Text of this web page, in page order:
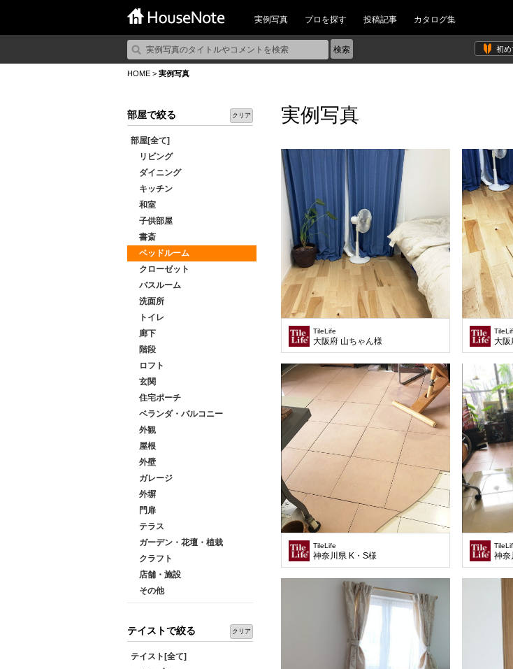
実例写真 プロを探す 投稿記事 カタログ集
初め
HOME > 実例写真
部屋で絞る クリア
部屋[全て]
リビング
ダイニング
キッチン
和室
子供部屋
書斎
ベッドルーム
クローゼット
バスルーム
洗面所
トイレ
廊下
階段
ロフト
玄関
住宅ポーチ
ベランダ・バルコニー
外観
屋根
外壁
ガレージ
外塀
門扉
テラス
ガーデン・花壇・植栽
クラフト
店舗・施設
その他
テイストで絞る クリア
テイスト[全て]
実例写真
TileLife
大阪府 山ちゃん様 大阪
TileLife
神奈川県 K・S様 神奈